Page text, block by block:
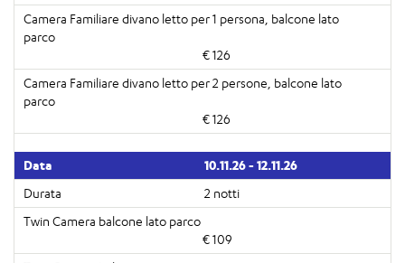
€ 126
€ 126
10.11.26 - 12.11.26
2 notti
€ 109